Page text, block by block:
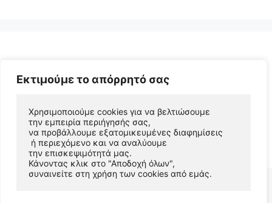
Εκτιμούμε το απόρρητό σας
Χρησιμοποιούμε cookies για να βελτιώσουμε
την εμπειρία περιήγησής σας,
να προβάλλουμε εξατομικευμένες διαφημίσεις
ή περιεχόμενο και να αναλύουμε
την επισκεψιμότητά μας.
Κάνοντας κλικ στο "Αποδοχή όλων",
συναινείτε στη χρήση των cookies από εμάς.
© 2026 Αριστείδης Αρχοντάκης Φυσικός Συγγραφέας
• Φτιαγμένο μεGeneratePress